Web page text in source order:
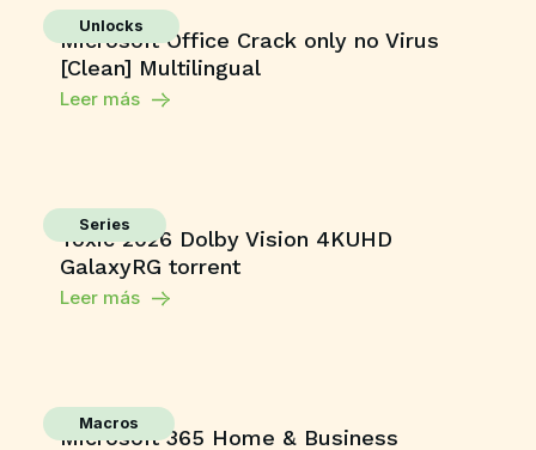
Unlocks
Microsoft Office Crack only no Virus
[Clean] Multilingual
Leer más
Series
Toxic 2026 Dolby Vision 4KUHD
GalaxyRG torrent
Leer más
Macros
Microsoft 365 Home & Business